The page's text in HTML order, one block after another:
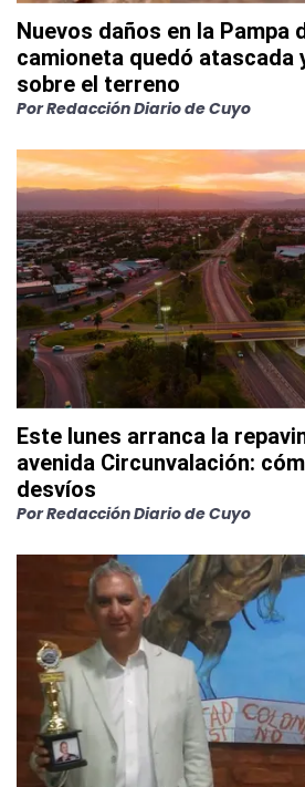
Nuevos daños en la Pampa
camioneta quedó atascada
sobre el terreno
PorRedacción Diario de Cuyo
Este lunes arranca la
avenida Circunvalación:
desvíos
PorRedacción Diario de Cuyo